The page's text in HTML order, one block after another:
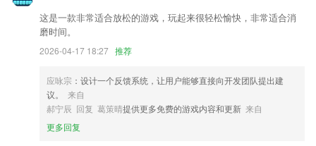
2.无论活动、学习、投票与评比，只需轻点手指，党建工作即刻可达。
3.成语内容特别的丰富，这些成语故事还配有视频，孩子们看起来特别的
感兴趣。
5.人类特有的一种综合性本领，学习如何创造性的解决问题，成就更好的
6.自定义卡片集：制作自己的卡片集，分类保存，
这是一款非常适合放松的游戏，玩起来很轻松愉快，非常适合消
磨时间。
2026-04-17 18:27 推荐
应咏宗 ：设计一个反馈系统，让用户能够直接向开发团队提出建
议。
来自
郝宁辰 回复 葛策晴提供更多免费的游戏内容和更新 来自
更多回复